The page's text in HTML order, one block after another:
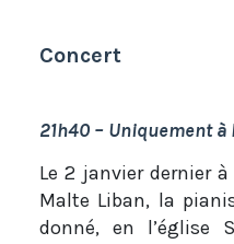
Concert
21h40 – Uniquement à
Le 2 janvier dernier à
Malte Liban, la
donné, en l’église